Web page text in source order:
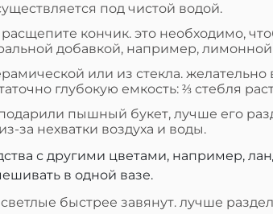
под чистой водой.
кончик. это необходимо,
добавкой, например,
или из стекла.
глубокую емкость: ⅔ стебля
пышный букет, лучше его
за нехватки воздуха и воды.
с другими цветами, например,
в одной вазе.
быстрее завянут. лучше